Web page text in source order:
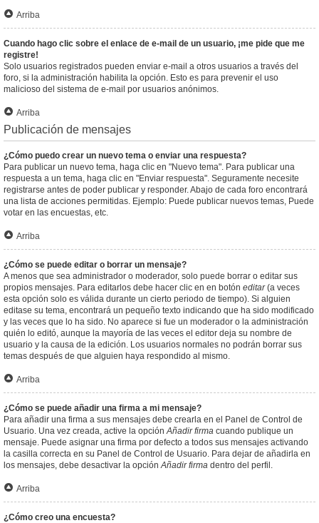
Arriba
Cuando hago clic sobre el enlace de e-mail de un usuario, ¡me pide que me
registre!
Solo usuarios registrados pueden enviar e-mail a otros usuarios a través del
foro, si la administración habilita la opción. Esto es para prevenir el uso
malicioso del sistema de e-mail por usuarios anónimos.
Arriba
Publicación de mensajes
¿Cómo puedo crear un nuevo tema o enviar una respuesta?
Para publicar un nuevo tema, haga clic en "Nuevo tema". Para publicar una
respuesta a un tema, haga clic en "Enviar respuesta". Seguramente necesite
registrarse antes de poder publicar y responder. Abajo de cada foro encontrará
una lista de acciones permitidas. Ejemplo: Puede publicar nuevos temas, Puede
votar en las encuestas, etc.
Arriba
¿Cómo se puede editar o borrar un mensaje?
A menos que sea administrador o moderador, solo puede borrar o editar sus
propios mensajes. Para editarlos debe hacer clic en en botón editar(a veces
esta opción solo es válida durante un cierto periodo de tiempo). Si alguien
editase su tema, encontrará un pequeño texto indicando que ha sido modificado
y las veces que lo ha sido. No aparece si fue un moderador o la administración
quién lo editó, aunque la mayoría de las veces el editor deja su nombre de
usuario y la causa de la edición. Los usuarios normales no podrán borrar sus
temas después de que alguien haya respondido al mismo.
Arriba
¿Cómo se puede añadir una firma a mi mensaje?
Para añadir una firma a sus mensajes debe crearla en el Panel de Control de
Usuario. Una vez creada, active la opciónAñadir firma cuando publique un
mensaje. Puede asignar una firma por defecto a todos sus mensajes activando
la casilla correcta en su Panel de Control de Usuario. Para dejar de añadirla en
los mensajes, debe desactivar la opciónAñadir firma dentro del perfil.
Arriba
¿Cómo creo una encuesta?